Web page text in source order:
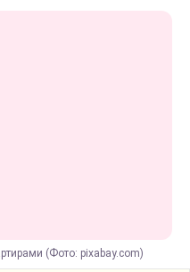
(Фото: pixabay.com)